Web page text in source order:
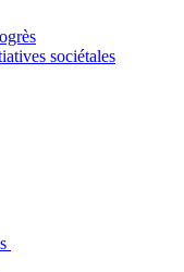
sociétales